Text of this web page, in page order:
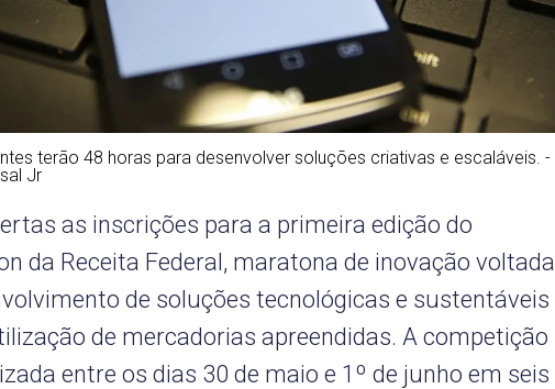
terão 48 horas para desenvolver soluções criativas e escaláveis. -
Jr
as inscrições para a primeira edição do
da Receita Federal, maratona de inovação voltada
de soluções tecnológicas e sustentáveis
de mercadorias apreendidas. A competição
entre os dias 30 de maio e 1º de junho em seis